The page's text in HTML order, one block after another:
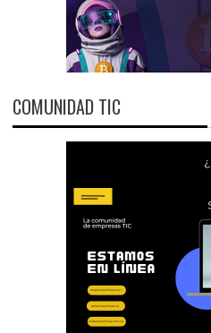
COMUNIDAD TIC